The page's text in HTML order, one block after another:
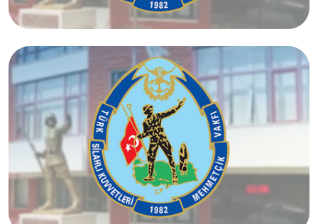
Bursa Temsilciliği